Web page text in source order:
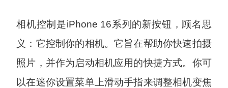
相机控制是iPhone 16系列的新按钮，顾名思
义：它控制你的相机。它旨在帮助你快速拍摄
照片，并作为启动相机应用的快捷方式。你可
以在迷你设置菜单上滑动手指来调整相机变焦